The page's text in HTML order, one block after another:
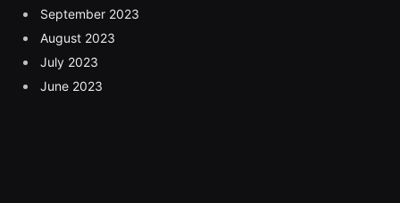
September 2023
August 2023
July 2023
June 2023